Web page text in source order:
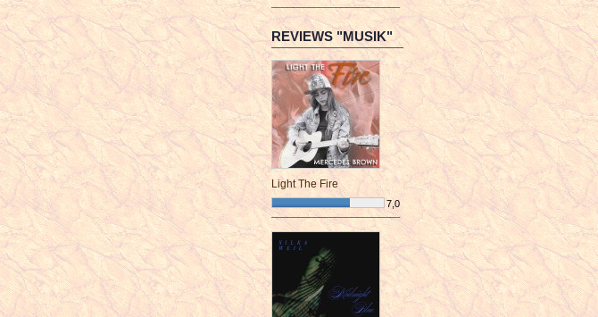
¯¯¯¯¯¯¯¯¯¯¯¯¯¯¯¯¯¯¯¯¯¯¯¯
REVIEWS "MUSIK"
Light The Fire
7,0
¯¯¯¯¯¯¯¯¯¯¯¯¯¯¯¯¯¯¯¯¯¯¯¯